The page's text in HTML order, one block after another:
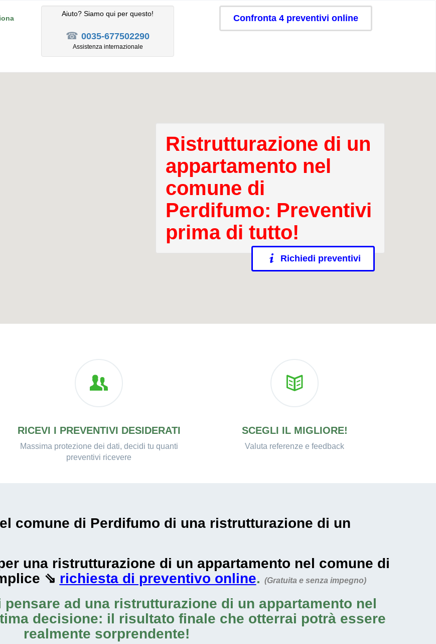
Aiuto? Siamo qui per questo!
☎ 0035-677502290
Assistenza internazionale
Confronta 4 preventivi online
Ristrutturazione di un
appartamento nel
comune di
Perdifumo: Preventivi
prima di tutto!
Richiedi preventivi
RICEVI I PREVENTIVI DESIDERATI
Massima protezione dei dati, decidi tu quanti
preventivi ricevere
SCEGLI IL MIGLIORE!
Valuta referenze e feedback
comune di Perdifumo di una ristrutturazione di un
una ristrutturazione di un appartamento nel comune di
⇘ richiesta di preventivo online. (Gratuita e senza impegno)
ad una ristrutturazione di un appartamento nel
decisione: il risultato finale che otterrai potrà essere
realmente sorprendente!